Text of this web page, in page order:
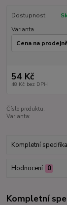
Dostupnost
Varianta
54 Kč
48 Kč bez DPH
Číslo produktu:
Varianta:
Kompletní
Hodnocení 0
Kompletní